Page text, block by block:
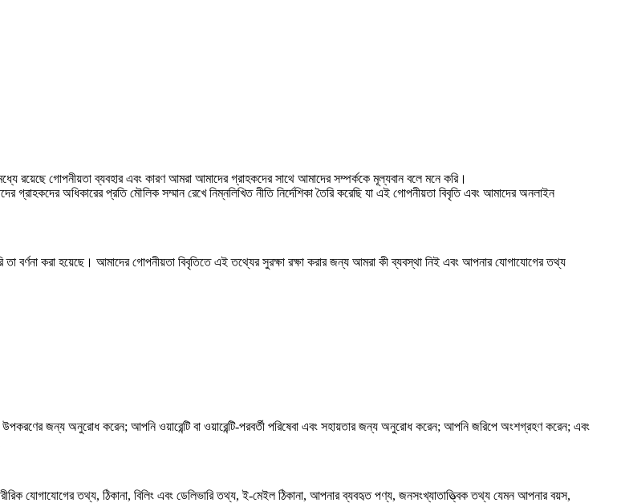
রয়েছে গোপনীয়তা ব্যবহার এবং কারণ আমরা আমাদের গ্রাহকদের সাথে আমাদের সম্পর্ককে মূল্যবান বলে মনে করি।
অধিকারের প্রতি মৌলিক সম্মান রেখে নিম্নলিখিত নীতি নির্দেশিকা তৈরি করেছি যা এই গোপনীয়তা বিবৃতি এবং আমাদের অনলাইন
বর্ণনা করা হয়েছে। আমাদের গোপনীয়তা বিবৃতিতে এই তথ্যের সুরক্ষা রক্ষা করার জন্য আমরা কী ব্যবস্থা নিই এবং আপনার যোগাযোগের তথ্য
জন্য অনুরোধ করেন; আপনি ওয়ারেন্টি বা ওয়ারেন্টি-পরবর্তী পরিষেবা এবং সহায়তার জন্য অনুরোধ করেন; আপনি জরিপে অংশগ্রহণ করেন; এবং
যোগাযোগের তথ্য, ঠিকানা, বিলিং এবং ডেলিভারি তথ্য, ই-মেইল ঠিকানা, আপনার ব্যবহৃত পণ্য, জনসংখ্যাতাত্ত্বিক তথ্য যেমন আপনার বয়স,